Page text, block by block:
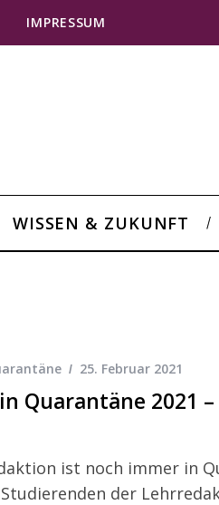
IMPRESSUM
WISSEN & ZUKUNFT
25. Februar 2021
Quarantäne 2021 –
ist noch immer in
der